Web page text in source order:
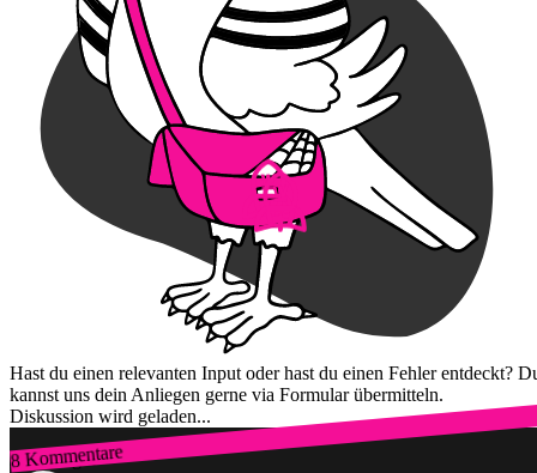
Hast du einen relevanten Input oder hast du einen Fehler entdeckt?
kannst uns dein Anliegen gerne via Formular übermitteln.
Diskussion wird geladen...
8 Kommentare
Zum Login